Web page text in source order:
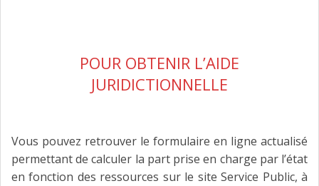
POUR OBTENIR L’AIDE
JURIDICTIONNELLE
Vous pouvez retrouver le formulaire en ligne actualisé
permettant de calculer la part prise en charge par l’état
en fonction des ressources sur le site Service Public, à